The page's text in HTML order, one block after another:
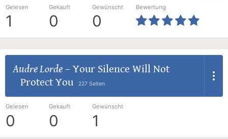
Gelesen
1
Gekauft
0
Gewünscht
0
Bewertung
Audre Lorde– Your Silence Will Not
Protect You
227 Seiten
Gelesen
0
Gekauft
0
Gewünscht
1